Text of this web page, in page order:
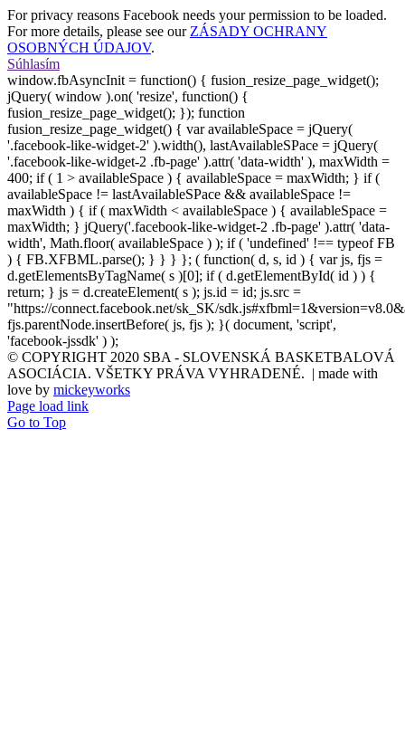
For privacy reasons Facebook needs your permission to be loaded.
For more details, please see our ZÁSADY OCHRANY
OSOBNÝCH ÚDAJOV.
Súhlasím
window.fbAsyncInit = function() { fusion_resize_page_widget();
jQuery( window ).on( 'resize', function() {
fusion_resize_page_widget(); }); function
fusion_resize_page_widget() { var availableSpace = jQuery(
'.facebook-like-widget-2' ).width(), lastAvailableSPace = jQuery(
'.facebook-like-widget-2 .fb-page' ).attr( 'data-width' ), maxWidth =
400; if ( 1 > availableSpace ) { availableSpace = maxWidth; } if (
availableSpace != lastAvailableSPace && availableSpace !=
maxWidth ) { if ( maxWidth < availableSpace ) { availableSpace =
maxWidth; } jQuery('.facebook-like-widget-2 .fb-page' ).attr( 'data-
width', Math.floor( availableSpace ) ); if ( 'undefined' !== typeof FB
) { FB.XFBML.parse(); } } } }; ( function( d, s, id ) { var js, fjs =
d.getElementsByTagName( s )[0]; if ( d.getElementById( id ) ) {
return; } js = d.createElement( s ); js.id = id; js.src =
"https://connect.facebook.net/sk_SK/
fjs.parentNode.insertBefore( js, fjs ); }( document, 'script',
'facebook-jssdk' ) );
© COPYRIGHT 2020 SBA - SLOVENSKÁ BASKETBALOVÁ
ASOCIÁCIA. VŠETKY PRÁVA VYHRADENÉ. | made with
love by mickeyworks
Page load link
Go to Top